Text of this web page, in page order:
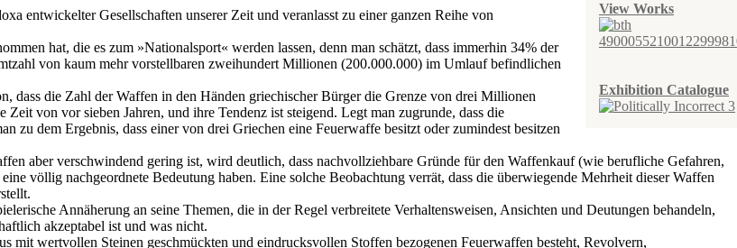
View Works
Exhibition Catalogue
entwickelter Gesellschaften unserer Zeit und veranlasst zu einer ganzen Reihe von
hat, die es zum »Nationalsport« werden lassen, denn man schätzt, dass immerhin 34% der
von kaum mehr vorstellbaren zweihundert Millionen (200.000.000) im Umlauf befindlichen
dass die Zahl der Waffen in den Händen griechischer Bürger die Grenze von drei Millionen
von vor sieben Jahren, und ihre Tendenz ist steigend. Legt man zugrunde, dass die
dem Ergebnis, dass einer von drei Griechen eine Feuerwaffe besitzt oder zumindest besitzen
aber verschwindend gering ist, wird deutlich, dass nachvollziehbare Gründe für den Waffenkauf (wie berufliche Gefahren,
völlig nachgeordnete Bedeutung haben. Eine solche Beobachtung verrät, dass die überwiegende Mehrheit dieser Waffen
Annäherung an seine Themen, die in der Regel verbreitete Verhaltensweisen, Ansichten und Deutungen behandeln,
akzeptabel ist und was nicht.
mit wertvollen Steinen geschmückten und eindrucksvollen Stoffen bezogenen Feuerwaffen besteht, Revolvern,